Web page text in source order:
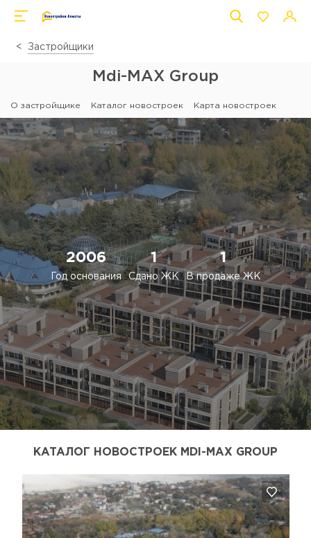
Застройщики
Mdi-MAX Group
О застройщике Каталог новостроек Карта новостроек
2006
Год основания
1
Сдано ЖК
1
В продаже ЖК
КАТАЛОГ НОВОСТРОЕК MDI-MAX GROUP